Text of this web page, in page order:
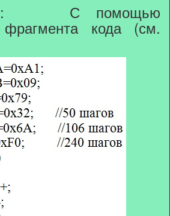
С помощью
кода (см.